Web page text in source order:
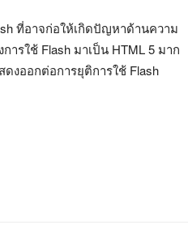
ที่อาจก่อให้เกิดปัญหาด้านความ
รใช้ Flash มาเป็น HTML 5 มาก
ดงออกต่อการยุติการใช้ Flash